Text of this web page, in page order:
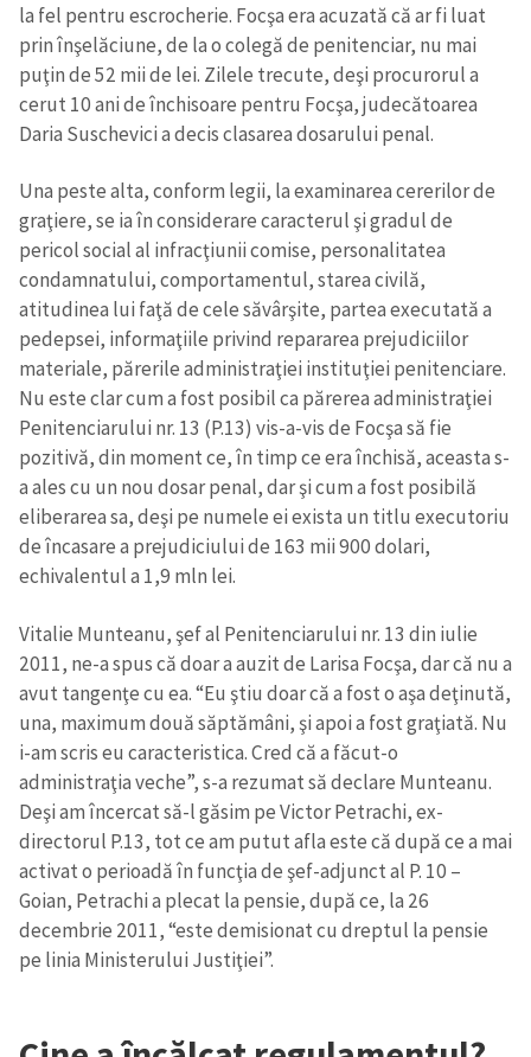
la fel pentru escrocherie. Focşa era acuzată că ar fi luat
prin înşelăciune, de la o colegă de penitenciar, nu mai
puţin de 52 mii de lei. Zilele trecute, deşi procurorul a
cerut 10 ani de închisoare pentru Focşa, judecătoarea
Daria Suschevici a decis clasarea dosarului penal.
Una peste alta, conform legii, la examinarea cererilor de
graţiere, se ia în considerare caracterul şi gradul de
pericol social al infracţiunii comise, personalitatea
condamnatului, comportamentul, starea civilă,
atitudinea lui faţă de cele săvârşite, partea executată a
pedepsei, informaţiile privind repararea prejudiciilor
materiale, părerile administraţiei instituţiei penitenciare.
Nu este clar cum a fost posibil ca părerea administraţiei
Penitenciarului nr. 13 (P.13) vis-a-vis de Focşa să fie
pozitivă, din moment ce, în timp ce era închisă, aceasta s-
a ales cu un nou dosar penal, dar şi cum a fost posibilă
eliberarea sa, deşi pe numele ei exista un titlu executoriu
de încasare a prejudiciului de 163 mii 900 dolari,
echivalentul a 1,9 mln lei.
Vitalie Munteanu, şef al Penitenciarului nr. 13 din iulie
2011, ne-a spus că doar a auzit de Larisa Focşa, dar că nu a
avut tangenţe cu ea. “Eu ştiu doar că a fost o aşa deţinută,
una, maximum două săptămâni, şi apoi a fost graţiată. Nu
i-am scris eu caracteristica. Cred că a făcut-o
administraţia veche”, s-a rezumat să declare Munteanu.
Deşi am încercat să-l găsim pe Victor Petrachi, ex-
directorul P.13, tot ce am putut afla este că după ce a mai
activat o perioadă în funcţia de şef-adjunct al P. 10 –
Goian, Petrachi a plecat la pensie, după ce, la 26
decembrie 2011, “este demisionat cu dreptul la pensie
pe linia Ministerului Justiţiei”.